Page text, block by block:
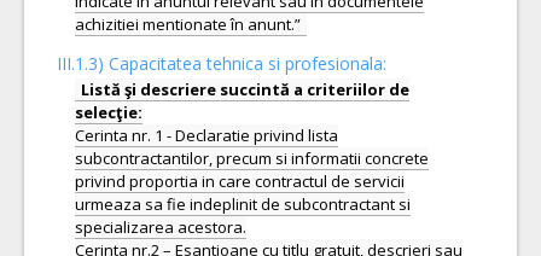
III.1.3) Capacitatea tehnica si profesionala:
Listă şi descriere succintă a criteriilor de
Cerinta nr. 1 - Declaratie privind lista
subcontractantilor, precum si informatii concrete
privind proportia in care contractul de servicii
urmeaza sa fie indeplinit de subcontractant si
specializarea acestora.
Cerinta nr.2 – Esantioane cu titlu gratuit, descrieri sau